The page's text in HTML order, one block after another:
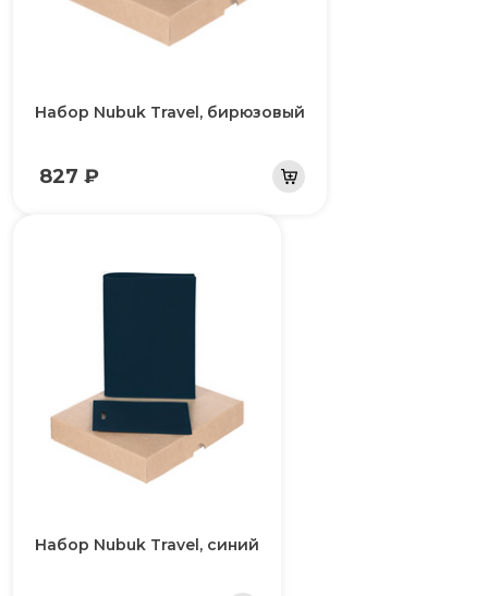
Набор Nubuk Travel, бирюзовый
827 ₽
Набор Nubuk Travel, синий